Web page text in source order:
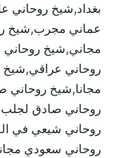
بغداد,شيخ روحاني
عماني مجرب,شيخ
مجاني,شيخ
روحاني عراقي,شيخ
مجانا,شيخ
روحاني صادق
روحاني شيعي في
روحاني سعودي